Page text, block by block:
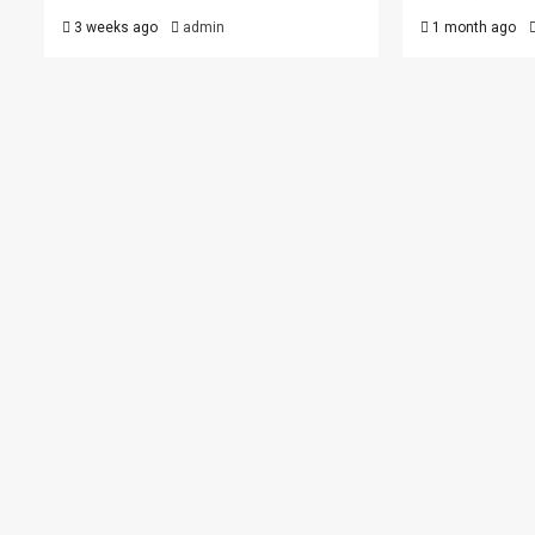
3 weeks ago admin 1 month ago